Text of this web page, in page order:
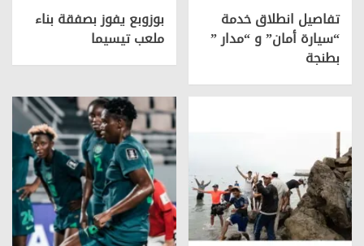
تفاصيل انطلاق خدمة
“سيارة أمان” و “مدار ”
بطنجة
بوزوبع يفوز بصفقة بناء
ملعب تيسيما